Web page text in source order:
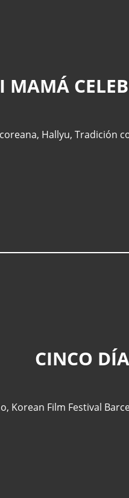
MAMÁ
, Hallyu, Tradición
CINCO
, Korean Film Festival